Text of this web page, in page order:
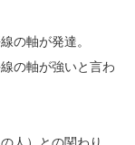
の軸が発達。
の軸が強いと言わ